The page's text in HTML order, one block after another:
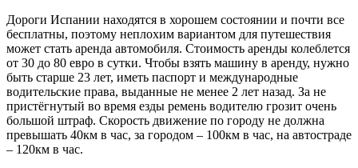
Дороги Испании находятся в хорошем состоянии и почти все
бесплатны, поэтому неплохим вариантом для путешествия
может стать аренда автомобиля. Стоимость аренды колеблется
от 30 до 80 евро в сутки. Чтобы взять машину в аренду, нужно
быть старше 23 лет, иметь паспорт и международные
водительские права, выданные не менее 2 лет назад. За не
пристёгнутый во время езды ремень водителю грозит очень
большой штраф. Скорость движение по городу не должна
превышать 40км в час, за городом – 100км в час, на автостраде
– 120км в час.